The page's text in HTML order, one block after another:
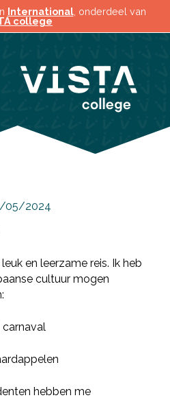
International, onderdeel van
college
05/2024
en leerzame reis. Ik heb
cultuur mogen
hebben me